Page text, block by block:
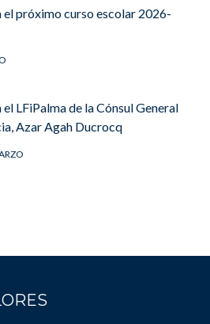
el próximo curso escolar 2026-
LFiPalma de la Cónsul General
Azar Agah Ducrocq